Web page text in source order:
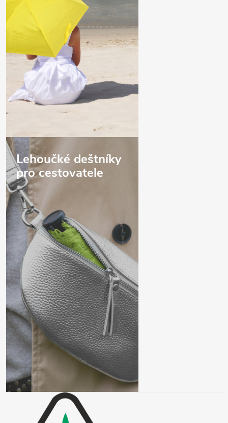
Lehoučké deštníky
pro cestovatele